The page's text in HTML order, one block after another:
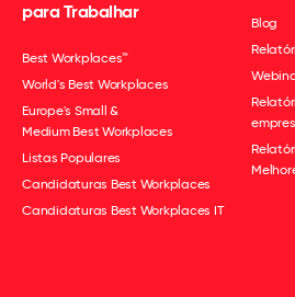
para Trabalhar
Best Workplaces™
World's Best Workplaces
Europe's Small &
Medium Best Workplaces
Listas Populares
Candidaturas Best Workplaces
Candidaturas Best Workplaces IT
Blog